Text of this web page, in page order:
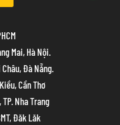
Mai, Hà Nội.
Châu, Đà Nẵng.
Cần Thơ
TP. Nha Trang
Đăk Lăk